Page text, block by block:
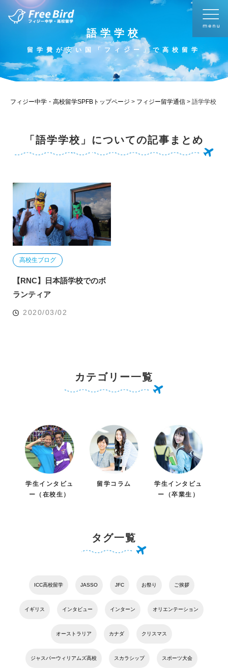
語学学校
留学費が安い国「フィジー」で高校留学
フィジー中学・高校留学SPFBトップページ > フィジー留学通信 > 語学学校
「語学学校」についての記事まとめ
高校生ブログ
【RNC】日本語学校でのボ
ランティア
2020/03/02
カテゴリー一覧
学生インタビュ
ー（在校生）
留学コラム
学生インタビュ
ー（卒業生）
タグ一覧
ICC高校留学 JASSO JFC お祭り ご挨拶
イギリス インタビュー インターン オリエンテーション
オーストラリア カナダ クリスマス
ジャスパーウィリアムズ高校 スカラシップ スポーツ大会